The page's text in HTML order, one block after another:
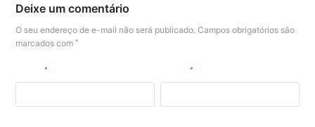
Deixe um comentário
O seu endereço de e-mail não será publicado. Campos obrigatórios são
marcados com*
Nome* E-mail*